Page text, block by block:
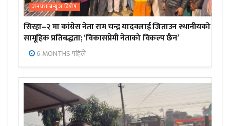
जनप्रभाबन्युज विशेष
सिरहा–२ मा कांग्रेस नेता राम चन्द्र यादवलाई जिताउन स्थानीयको
सामूहिक प्रतिबद्धता; ‘विकासप्रेमी नेताको विकल्प छैन’
6 MONTHS पहिले